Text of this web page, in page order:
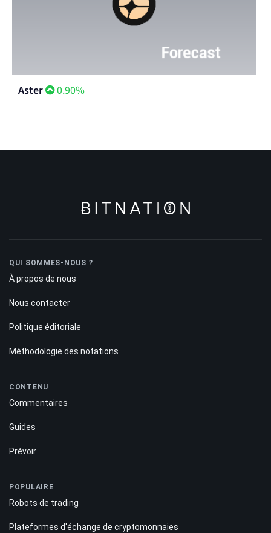
Aster 0.90%
QUI SOMMES-NOUS ?
À propos de nous
Nous contacter
Politique éditoriale
Méthodologie des notations
CONTENU
Commentaires
Guides
Prévoir
POPULAIRE
Robots de trading
Plateformes d'échange de cryptomonnaies